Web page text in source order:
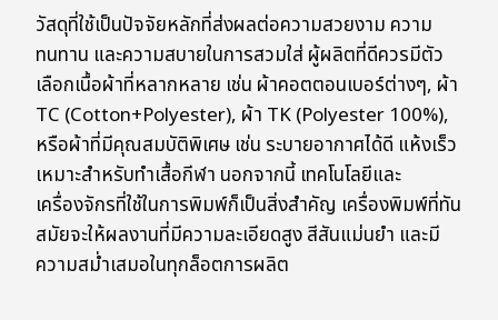
วัสดุที่ใช้เป็นปัจจัยหลักที่ส่งผลต่อความสวยงาม ความ
ทนทาน และความสบายในการสวมใส่ ผู้ผลิตที่ดีควรมีตัว
เลือกเนื้อผ้าที่หลากหลาย เช่น ผ้าคอตตอนเบอร์ต่างๆ, ผ้า
TC (Cotton+Polyester), ผ้า TK (Polyester 100%),
หรือผ้าที่มีคุณสมบัติพิเศษ เช่น ระบายอากาศได้ดี แห้งเร็ว
เหมาะสำหรับทำเสื้อกีฬา นอกจากนี้ เทคโนโลยีและ
เครื่องจักรที่ใช้ในการพิมพ์ก็เป็นสิ่งสำคัญ เครื่องพิมพ์ที่ทัน
สมัยจะให้ผลงานที่มีความละเอียดสูง สีสันแม่นยำ และมี
ความสม่ำเสมอในทุกล็อตการผลิต